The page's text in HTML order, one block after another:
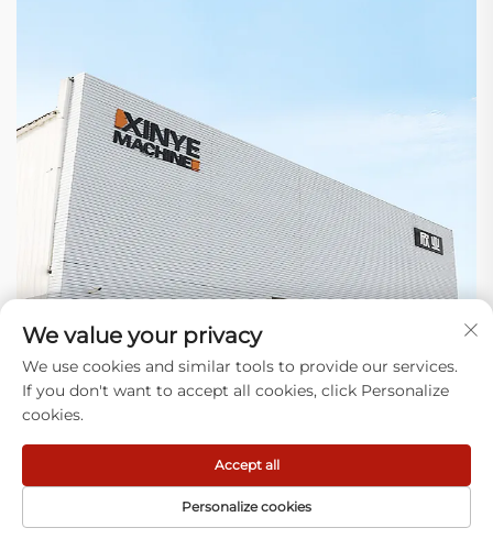
Warum uns wählen
We value your privacy
We use cookies and similar tools to provide our services.
If you don't want to accept all cookies, click Personalize
cookies.
Personalize cookies
Accept all